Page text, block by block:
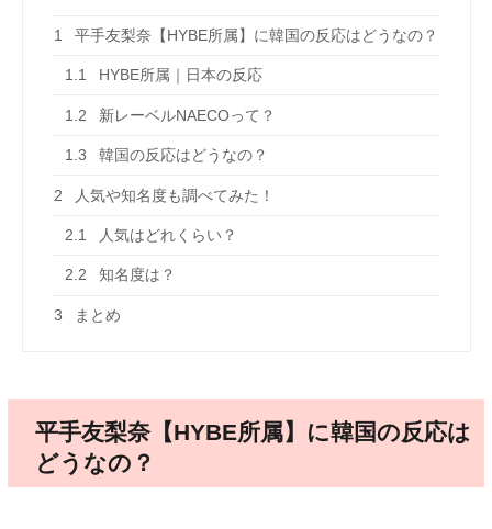
1 平手友梨奈【HYBE所属】に韓国の反応はどうなの？
1.1 HYBE所属｜日本の反応
1.2 新レーベルNAECOって？
1.3 韓国の反応はどうなの？
2 人気や知名度も調べてみた！
2.1 人気はどれくらい？
2.2 知名度は？
3 まとめ
平手友梨奈【HYBE所属】に韓国の反応は
どうなの？